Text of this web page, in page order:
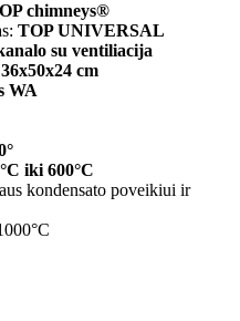
chimneys®
TOP UNIVERSAL
su ventiliacija
36x50x24 cm
WA
iki 600°C
kondensato poveikiui ir